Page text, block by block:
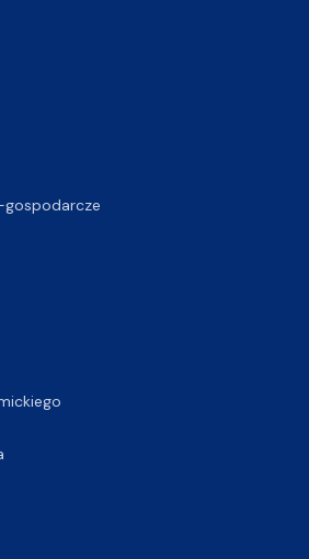
gospodarcze